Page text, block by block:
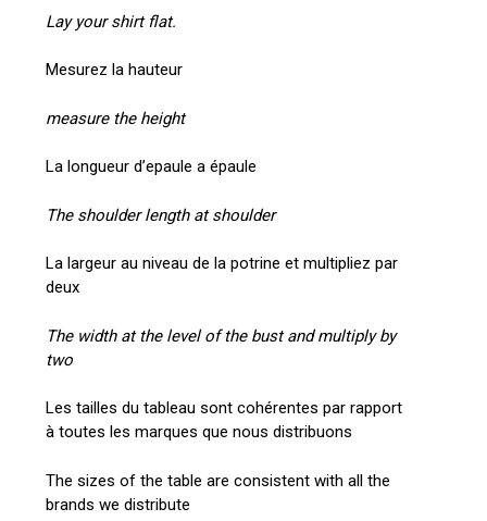
Lay your shirt flat.
Mesurez la hauteur
measure the height
La longueur d’epaule a épaule
The shoulder length at shoulder
La largeur au niveau de la potrine et multipliez par
deux
The width at the level of the bust and multiply by
two
Les tailles du tableau sont cohérentes par rapport
à toutes les marques que nous distribuons
The sizes of the table are consistent with all the
brands we distribute